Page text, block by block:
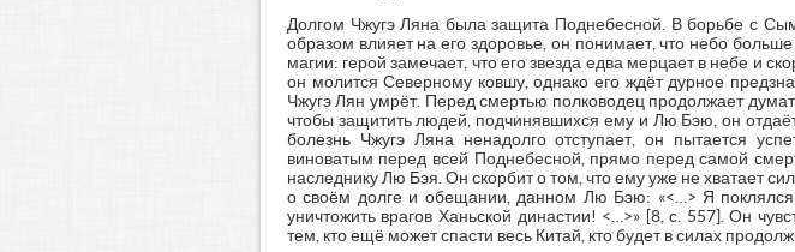
Долгом Чжугэ Ляна была защита Поднебесной. В борьбе с
образом влияет на его здоровье, он понимает, что небо
магии: герой замечает, что его звезда едва мерцает в небе и
он молится Северному ковшу, однако его ждёт дурное
Чжугэ Лян умрёт. Перед смертью полководец продолжает
чтобы защитить людей, подчинявшихся ему и Лю Бэю, он
болезнь Чжугэ Ляна ненадолго отступает, он пытается
виноватым перед всей Поднебесной, прямо перед самой
наследнику Лю Бэя. Он скорбит о том, что ему уже не хватает
о своём долге и обещании, данном Лю Бэю: «<…> Я поклялся
уничтожить врагов Ханьской династии! <…>» [8, c. 557]. Он
тем, кто ещё может спасти весь Китай, кто будет в силах